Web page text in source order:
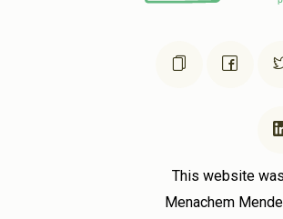
This website
Menachem